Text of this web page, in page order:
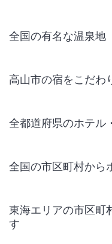
全国の有名な温泉地
高山市の宿をこだわ
全都道府県のホテル
全国の市区町村から
東海エリアの市区町
す